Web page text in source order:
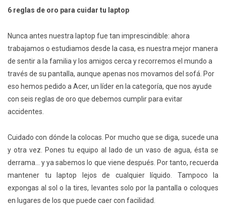
6 reglas de oro para cuidar tu laptop
Nunca antes nuestra laptop fue tan imprescindible: ahora
trabajamos o estudiamos desde la casa, es nuestra mejor manera
de sentir a la familia y los amigos cerca y recorremos el mundo a
través de su pantalla, aunque apenas nos movamos del sofá. Por
eso hemos pedido a Acer, un líder en la categoría, que nos ayude
con seis reglas de oro que debemos cumplir para evitar
accidentes.
Cuidado con dónde la colocas. Por mucho que se diga, sucede una
y otra vez. Pones tu equipo al lado de un vaso de agua, ésta se
derrama… y ya sabemos lo que viene después. Por tanto, recuerda
mantener tu laptop lejos de cualquier líquido. Tampoco la
expongas al sol o la tires, levantes solo por la pantalla o coloques
en lugares de los que puede caer con facilidad.